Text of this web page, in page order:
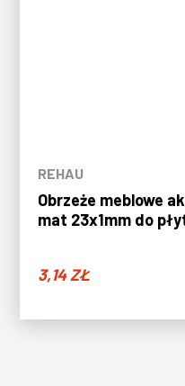
REHAU
Obrzeże meblowe
mat 23x1mm do
3,14ZŁ